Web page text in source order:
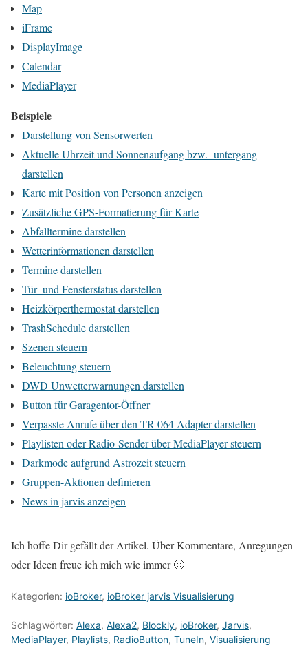
Map
iFrame
DisplayImage
Calendar
MediaPlayer
Beispiele
Darstellung von Sensorwerten
Aktuelle Uhrzeit und Sonnenaufgang bzw. -untergang
darstellen
Karte mit Position von Personen anzeigen
Zusätzliche GPS-Formatierung für Karte
Abfalltermine darstellen
Wetterinformationen darstellen
Termine darstellen
Tür- und Fensterstatus darstellen
Heizkörperthermostat darstellen
TrashSchedule darstellen
Szenen steuern
Beleuchtung steuern
DWD Unwetterwarnungen darstellen
Button für Garagentor-Öffner
Verpasste Anrufe über den TR-064 Adapter darstellen
Playlisten oder Radio-Sender über MediaPlayer steuern
Darkmode aufgrund Astrozeit steuern
Gruppen-Aktionen definieren
News in jarvis anzeigen
Ich hoffe Dir gefällt der Artikel. Über Kommentare, Anregungen
oder Ideen freue ich mich wie immer 🙂
Kategorien: ioBroker, ioBroker jarvis Visualisierung
Schlagwörter: Alexa, Alexa2, Blockly, ioBroker, Jarvis,
MediaPlayer, Playlists, RadioButton, TuneIn, Visualisierung